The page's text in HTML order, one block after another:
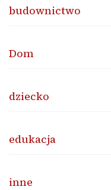
budownictwo
Dom
dziecko
edukacja
inne